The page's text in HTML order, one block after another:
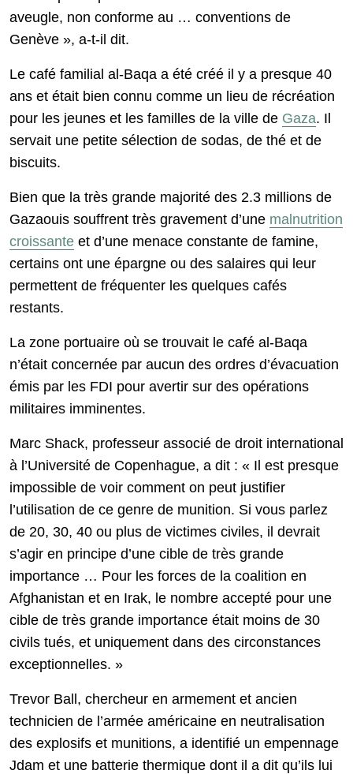
aveugle, non conforme au … conventions de
Genève », a-t-il dit.
Le café familial al-Baqa a été créé il y a presque 40
ans et était bien connu comme un lieu de récréation
pour les jeunes et les familles de la ville de Gaza. Il
servait une petite sélection de sodas, de thé et de
biscuits.
Bien que la très grande majorité des 2.3 millions de
Gazaouis souffrent très gravement d’une malnutrition
croissante et d’une menace constante de famine,
certains ont une épargne ou des salaires qui leur
permettent de fréquenter les quelques cafés
restants.
La zone portuaire où se trouvait le café al-Baqa
n’était concernée par aucun des ordres d’évacuation
émis par les FDI pour avertir sur des opérations
militaires imminentes.
Marc Shack, professeur associé de droit international
à l’Université de Copenhague, a dit : « Il est presque
impossible de voir comment on peut justifier
l’utilisation de ce genre de munition. Si vous parlez
de 20, 30, 40 ou plus de victimes civiles, il devrait
s’agir en principe d’une cible de très grande
importance … Pour les forces de la coalition en
Afghanistan et en Irak, le nombre accepté pour une
cible de très grande importance était moins de 30
civils tués, et uniquement dans des circonstances
exceptionnelles. »
Trevor Ball, chercheur en armement et ancien
technicien de l’armée américaine en neutralisation
des explosifs et munitions, a identifié un empennage
Jdam et une batterie thermique dont il a dit qu’ils lui